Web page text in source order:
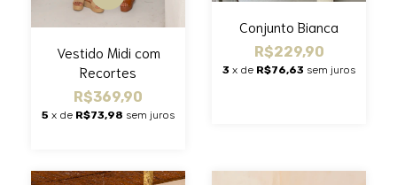
Vestido Midi com
Recortes
R$369,90
5 x de R$73,98 sem juros
Conjunto Bianca
R$229,90
3 x de R$76,63 sem juros